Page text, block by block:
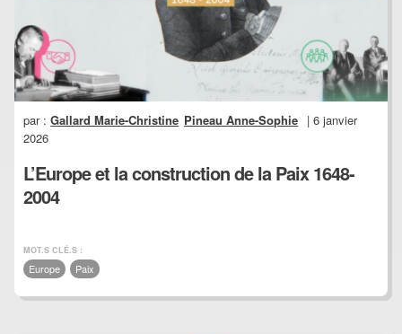
par :Gallard Marie-Christine Pineau Anne-Sophie | 6 janvier
2026
L’Europe et la construction de la Paix 1648-
2004
MOT.S CLÉ.S :
Europe Paix